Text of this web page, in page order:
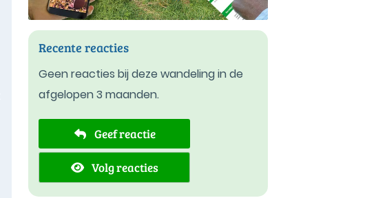
Recente reacties
Geen reacties bij deze wandeling in de
afgelopen 3 maanden.
Geef reactie
Volg reacties